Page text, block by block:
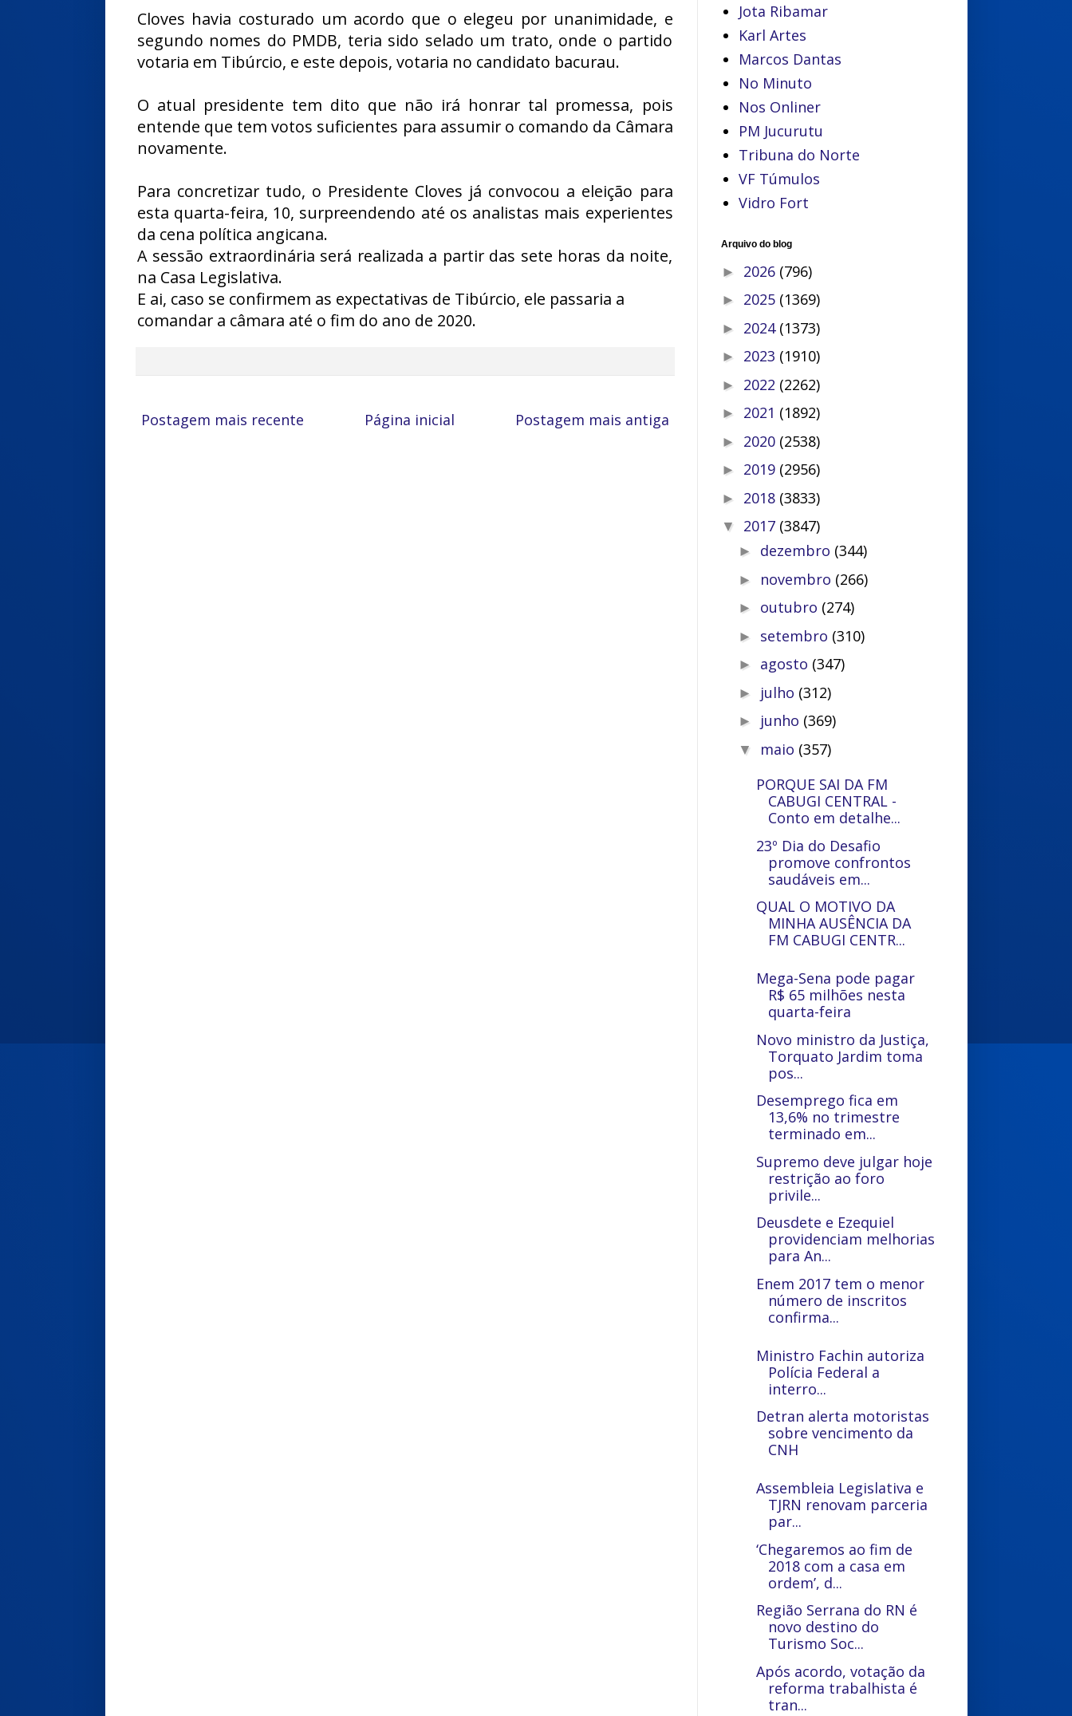
Cloves havia costurado um acordo que o elegeu por unanimidade, e
segundo nomes do PMDB, teria sido selado um trato, onde o partido
votaria em Tibúrcio, e este depois, votaria no candidato bacurau.
O atual presidente tem dito que não irá honrar tal promessa, pois
entende que tem votos suficientes para assumir o comando da Câmara
novamente.
Para concretizar tudo, o Presidente Cloves já convocou a eleição para
esta quarta-feira, 10, surpreendendo até os analistas mais experientes
da cena política angicana.
A sessão extraordinária será realizada a partir das sete horas da noite,
na Casa Legislativa.
E ai, caso se confirmem as expectativas de Tibúrcio, ele passaria a
comandar a câmara até o fim do ano de 2020.
Postagem mais recente Postagem mais antiga
Página inicial
Jota Ribamar
Karl Artes
Marcos Dantas
No Minuto
Nos Onliner
PM Jucurutu
Tribuna do Norte
VF Túmulos
Vidro Fort
Arquivo do blog
► 2026 (796)
► 2025 (1369)
► 2024 (1373)
► 2023 (1910)
► 2022 (2262)
► 2021 (1892)
► 2020 (2538)
► 2019 (2956)
► 2018 (3833)
▼ 2017 (3847)
► dezembro (344)
► novembro (266)
► outubro (274)
► setembro (310)
► agosto (347)
► julho (312)
► junho (369)
▼ maio (357)
PORQUE SAI DA FM
CABUGI CENTRAL -
Conto em detalhe...
23º Dia do Desafio
promove confrontos
saudáveis em...
QUAL O MOTIVO DA
MINHA AUSÊNCIA DA
FM CABUGI CENTR...
Mega-Sena pode pagar
R$ 65 milhões nesta
quarta-feira
Novo ministro da Justiça,
Torquato Jardim toma
pos...
Desemprego fica em
13,6% no trimestre
terminado em...
Supremo deve julgar hoje
restrição ao foro
privile...
Deusdete e Ezequiel
providenciam melhorias
para An...
Enem 2017 tem o menor
número de inscritos
confirma...
Ministro Fachin autoriza
Polícia Federal a
interro...
Detran alerta motoristas
sobre vencimento da
CNH
Assembleia Legislativa e
TJRN renovam parceria
par...
‘Chegaremos ao fim de
2018 com a casa em
ordem’, d...
Região Serrana do RN é
novo destino do
Turismo Soc...
Após acordo, votação da
reforma trabalhista é
tran...